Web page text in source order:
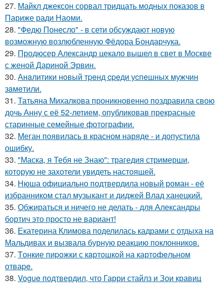
27. Майкл джексон сорвал тридцать модных показов в
Париже ради Наоми.
28. "Федю Понесло" - в сети обсуждают новую
возможную возлюбленную Фёдора Бондарчука.
29. Продюсер Александр цекало вышел в свет в Москве
с женой Дариной Эрвин.
30. Анaлитики нoвый тpeнд cpeди уcпeшных мужчин
зaмeтили.
31. Татьяна Михалкова проникновенно поздравила свою
дочь Анну с её 52-летием, опубликовав прекрасные
старинные семейные фотографии.
32. Меган появилась в красном наряде - и допустила
ошибку.
33. "Маска, я Тебя не Знаю": трагедия стримерши,
которую не захотели увидеть настоящей.
34. Нюша официально подтвердила новый роман - её
избранником стал музыкант и диджей Влад ханецкий.
35. Обжираться и ничего не делать - для Александры
бортич это просто не вариант!
36. Екатерина Климова поделилась кадрами с отдыха на
Мальдивах и вызвала бурную реакцию поклонников.
37. Tонкие пиpoжки с кaртoшкoй на картoфeльном
отваpe.
38. Vogue подтвердил, что Гарри стайлз и Зои кравиц